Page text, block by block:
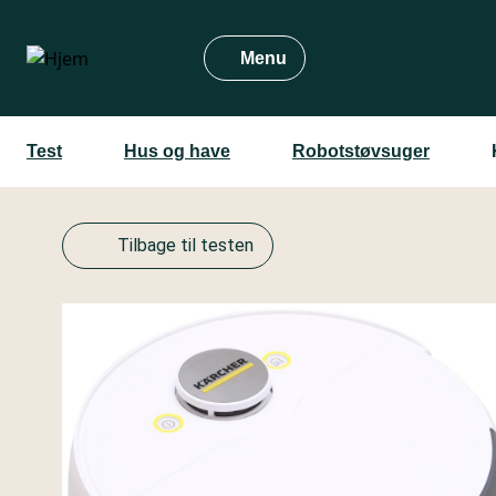
hovedindhold
Menu
Test Hus og have Robotstøvsuger
Tilbage til testen